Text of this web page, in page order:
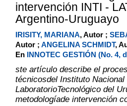
intervención INTI -
Argentino-Uruguayo
IRISITY, MARIANA, Autor ;
Autor ; ANGELINA SCHMIDT,
En INNOTEC GESTIÓN (No. 4,
ste artículo describe el
técnicosdel Instituto
LaboratorioTecnológico del
metodologíade intervención